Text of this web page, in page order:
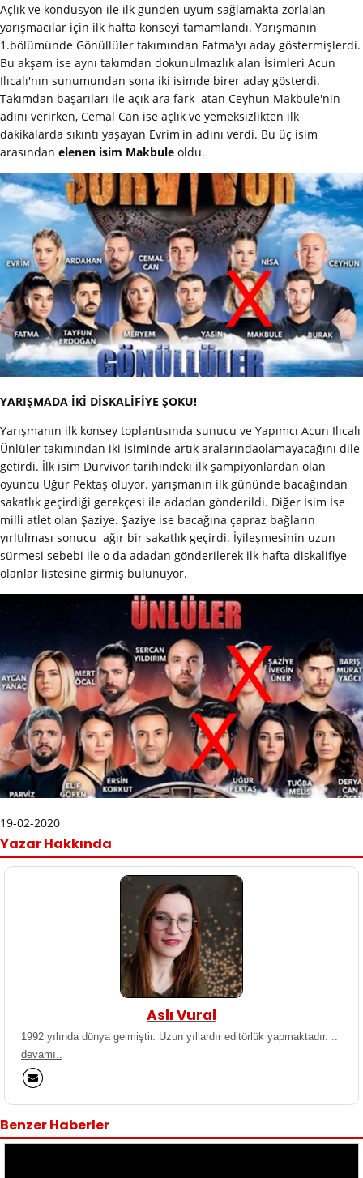
Açlık ve kondüsyon ile ilk günden uyum sağlamakta zorlalan
yarışmacılar için ilk hafta konseyi tamamlandı. Yarışmanın
1.bölümünde Gönüllüler takımından Fatma'yı aday göstermişlerdi.
Bu akşam ise aynı takımdan dokunulmazlık alan İsimleri Acun
Ilıcalı'nın sunumundan sona iki isimde birer aday gösterdi.
Takımdan başarıları ile açık ara fark atan Ceyhun Makbule'nin
adını verirken, Cemal Can ise açlık ve yemeksizlikten ilk
dakikalarda sıkıntı yaşayan Evrim'in adını verdi. Bu üç isim
arasından elenen isim Makbule oldu.
YARIŞMADA İKİ DİSKALİFİYE ŞOKU!
Yarışmanın ilk konsey toplantısında sunucu ve Yapımcı Acun Ilıcalı
Ünlüler takımından iki isiminde artık aralarındaolamayacağını dile
getirdi. İlk isim Durvivor tarihindeki ilk şampiyonlardan olan
oyuncu Uğur Pektaş oluyor. yarışmanın ilk gününde bacağından
sakatlık geçirdiği gerekçesi ile adadan gönderildi. Diğer İsim İse
milli atlet olan Şaziye. Şaziye ise bacağına çapraz bağların
yırltılması sonucu ağır bir sakatlık geçirdi. İyileşmesinin uzun
sürmesi sebebi ile o da adadan gönderilerek ilk hafta diskalifiye
olanlar listesine girmiş bulunuyor.
19-02-2020
Yazar Hakkında
Aslı Vural
1992 yılında dünya gelmiştir. Uzun yıllardır editörlük yapmaktadır. ..
devamı..
Benzer Haberler